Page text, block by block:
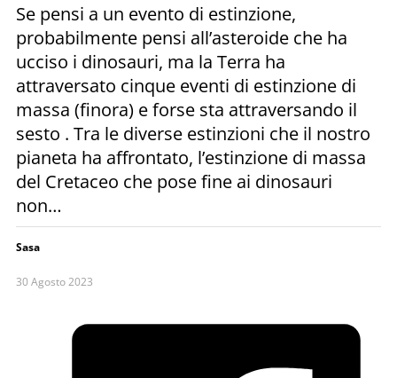
Se pensi a un evento di estinzione,
probabilmente pensi all’asteroide che ha
ucciso i dinosauri, ma la Terra ha
attraversato cinque eventi di estinzione di
massa (finora) e forse sta attraversando il
sesto . Tra le diverse estinzioni che il nostro
pianeta ha affrontato, l’estinzione di massa
del Cretaceo che pose fine ai dinosauri
non…
Sasa
30 Agosto 2023